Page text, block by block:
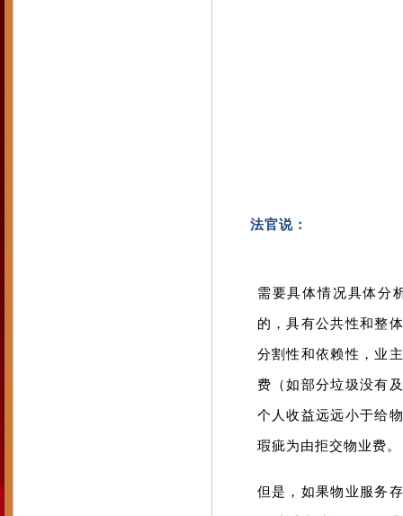
法官说：
需要具体情况具体分
的，具有公共性和整
分割性和依赖性，业
费（如部分垃圾没有
个人收益远远小于给
瑕疵为由拒交物业费。
但是，如果物业服务